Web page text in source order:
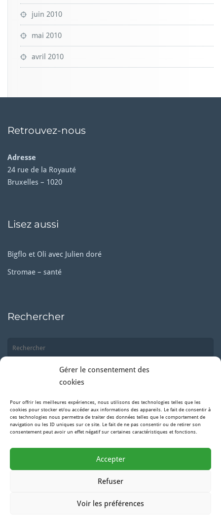
Gérer le consentement des
cookies
Pour offrir les meilleures expériences, nous utilisons des technologies telles que les
cookies pour stocker et/ou accéder aux informations des appareils. Le fait de consentir à
ces technologies nous permettra de traiter des données telles que le comportement de
navigation ou les ID uniques sur ce site. Le fait de ne pas consentir ou de retirer son
consentement peut avoir un effet négatif sur certaines caractéristiques et fonctions.
Accepter
Refuser
Voir les préférences
juin 2010
mai 2010
avril 2010
Retrouvez-nous
Adresse
24 rue de la Royauté
Bruxelles – 1020
Lisez aussi
Bigflo et Oli avec Julien doré
Stromae – santé
Rechercher
Suivez-nous